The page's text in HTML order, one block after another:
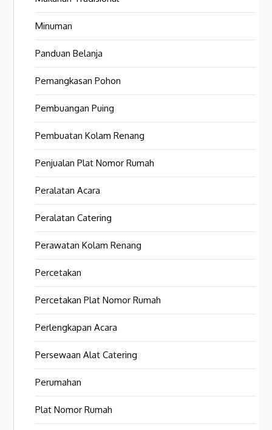
Minuman
Panduan Belanja
Pemangkasan Pohon
Pembuangan Puing
Pembuatan Kolam Renang
Penjualan Plat Nomor Rumah
Peralatan Acara
Peralatan Catering
Perawatan Kolam Renang
Percetakan
Percetakan Plat Nomor Rumah
Perlengkapan Acara
Persewaan Alat Catering
Perumahan
Plat Nomor Rumah